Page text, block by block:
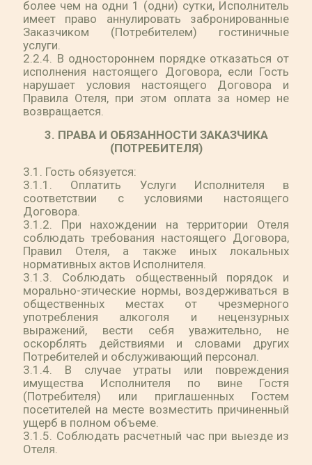
более чем на одни 1 (одни) сутки, Исполнитель
имеет право аннулировать забронированные
Заказчиком (Потребителем) гостиничные
услуги.
2.2.4. В одностороннем порядке отказаться от
исполнения настоящего Договора, если Гость
нарушает условия настоящего Договора и
Правила Отеля, при этом оплата за номер не
возвращается.
3. ПРАВА И ОБЯЗАННОСТИ ЗАКАЗЧИКА
(ПОТРЕБИТЕЛЯ)
3.1. Гость обязуется:
3.1.1. Оплатить Услуги Исполнителя в
соответствии с условиями настоящего
Договора.
3.1.2. При нахождении на территории Отеля
соблюдать требования настоящего Договора,
Правил Отеля, а также иных локальных
нормативных актов Исполнителя.
3.1.3. Соблюдать общественный порядок и
морально-этические нормы, воздерживаться в
общественных местах от чрезмерного
употребления алкоголя и нецензурных
выражений, вести себя уважительно, не
оскорблять действиями и словами других
Потребителей и обслуживающий персонал.
3.1.4. В случае утраты или повреждения
имущества Исполнителя по вине Гостя
(Потребителя) или приглашенных Гостем
посетителей на месте возместить причиненный
ущерб в полном объеме.
3.1.5. Соблюдать расчетный час при выезде из
Отеля.